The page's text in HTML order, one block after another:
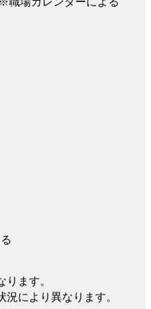
ます。
により異なります。